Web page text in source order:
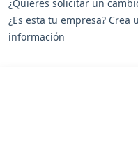
¿Quieres solicitar un
¿Es esta tu empresa?
información